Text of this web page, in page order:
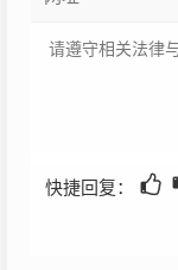
快捷回复：